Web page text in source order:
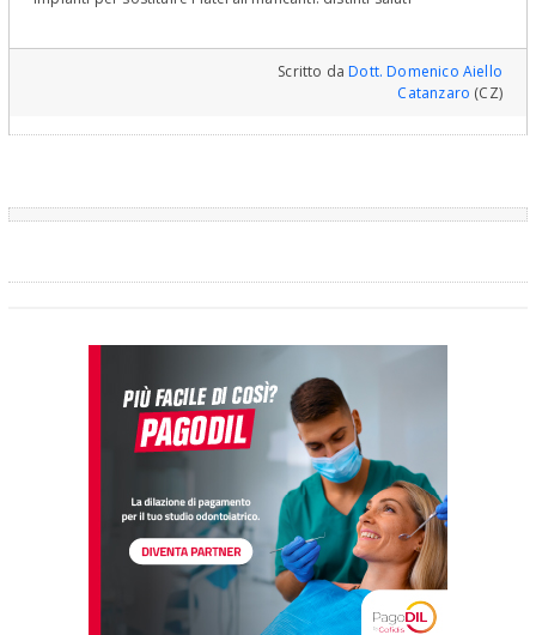
Scritto daDott. Domenico Aiello
Catanzaro (CZ)